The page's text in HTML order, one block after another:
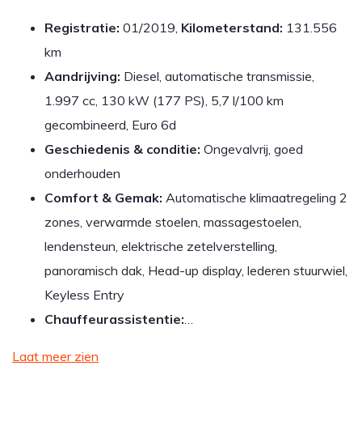
Registratie: 01/2019, Kilometerstand: 131.556
km
Aandrijving: Diesel, automatische transmissie,
1.997 cc, 130 kW (177 PS), 5,7 l/100 km
gecombineerd, Euro 6d
Geschiedenis & conditie: Ongevalvrij, goed
onderhouden
Comfort & Gemak: Automatische klimaatregeling 2
zones, verwarmde stoelen, massagestoelen,
lendensteun, elektrische zetelverstelling,
panoramisch dak, Head-up display, lederen stuurwiel,
Keyless Entry
Chauffeurassistentie:…
Laat meer zien